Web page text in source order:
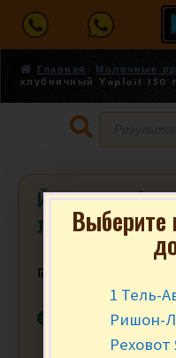
Главная
Йогурт
יוגורט עם תות
₪
В наличии
Выберите
1 Тель-
Ришон-